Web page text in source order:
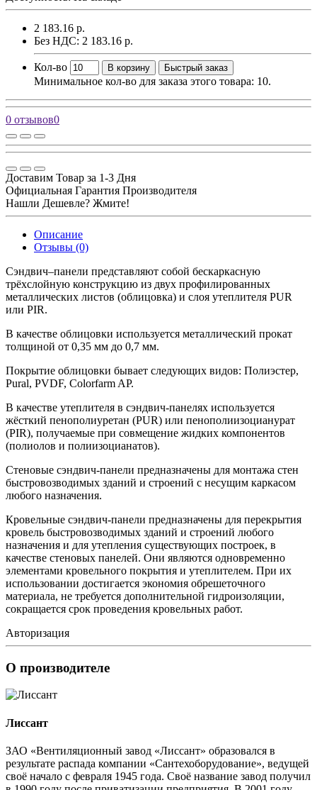
2 183.16 р.
Без НДС: 2 183.16 р.
Кол-во В корзину Быстрый заказ
Минимальное кол-во для заказа этого товара: 10.
0 отзывов0
Доставим Товар за 1-3 Дня
Официальная Гарантия Производителя
Нашли Дешевле? Жмите!
Описание
Отзывы (0)
Сэндвич–панели представляют собой бескаркасную
трёхслойную конструкцию из двух профилированных
металлических листов (облицовка) и слоя утеплителя PUR
или PIR.
В качестве облицовки используется металлический прокат
толщиной от 0,35 мм до 0,7 мм.
Покрытие облицовки бывает следующих видов: Полиэстер,
Pural, PVDF, Colorfarm AP.
В качестве утеплителя в сэндвич-панелях используется
жёсткий пенополиуретан (PUR) или пенополиизоцианурат
(PIR), получаемые при совмещение жидких компонентов
(полиолов и полиизоцианатов).
Стеновые сэндвич-панели предназначены для монтажа стен
быстровозводимых зданий и строений с несущим каркасом
любого назначения.
Кровельные сэндвич-панели предназначены для перекрытия
кровель быстровозводимых зданий и строений любого
назначения и для утепления существующих построек, в
качестве стеновых панелей. Они являются одновременно
элементами кровельного покрытия и утеплителем. При их
использовании достигается экономия обрешеточного
материала, не требуется дополнительной гидроизоляции,
сокращается срок проведения кровельных работ.
Авторизация
О производителе
Лиссант
ЗАО «Вентиляционный завод «Лиссант» образовался в
результате распада компании «Сантехоборудование», ведущей
своё начало с февраля 1945 года. Своё название завод получил